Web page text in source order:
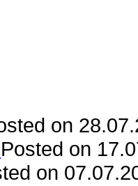
on
Posted on
on